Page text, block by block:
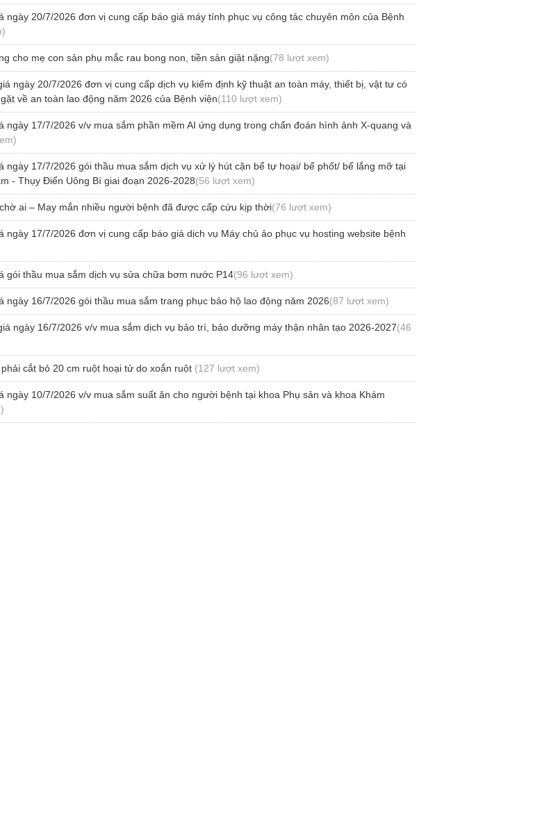
ngày 20/7/2026 đơn vị cung cấp báo giá máy tính phục vụ công tác chuyên môn của Bệnh
cho mẹ con sản phụ mắc rau bong non, tiền sản giật nặng(78 lượt xem)
ngày 20/7/2026 đơn vị cung cấp dịch vụ kiểm định kỹ thuật an toàn máy, thiết bị, vật tư có
về an toàn lao động năm 2026 của Bệnh viện(110 lượt xem)
ngày 17/7/2026 v/v mua sắm phần mềm AI ứng dụng trong chẩn đoán hình ảnh X-quang và
ngày 17/7/2026 gói thầu mua sắm dịch vụ xử lý hút cặn bể tự hoại/ bể phốt/ bể lắng mỡ tại
- Thụy Điển Uông Bí giai đoạn 2026-2028(56 lượt xem)
ai – May mắn nhiều người bệnh đã được cấp cứu kịp thời(76 lượt xem)
ngày 17/7/2026 đơn vị cung cấp báo giá dịch vụ Máy chủ ảo phục vụ hosting website bệnh
gói thầu mua sắm dịch vụ sửa chữa bơm nước P14(96 lượt xem)
ngày 16/7/2026 gói thầu mua sắm trang phục bảo hộ lao động năm 2026(87 lượt xem)
ngày 16/7/2026 v/v mua sắm dịch vụ bảo trì, bảo dưỡng máy thận nhân tạo 2026-2027(46
cắt bỏ 20 cm ruột hoại tử do xoắn ruột (127 lượt xem)
ngày 10/7/2026 v/v mua sắm suất ăn cho người bệnh tại khoa Phụ sản và khoa Khám